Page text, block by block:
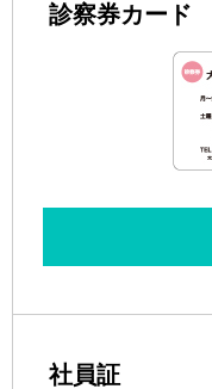
診察券カード
社員証